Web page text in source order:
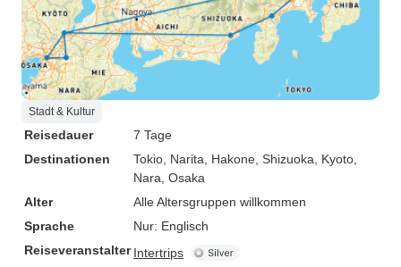
Stadt & Kultur
Reisedauer
7 Tage
Destinationen
Tokio , Narita , Hakone , Shizuoka , Kyoto
Nara , Osaka
Alter
Alle Altersgruppen willkommen
Sprache
Nur: Englisch
Reiseveranstalter Intertrips